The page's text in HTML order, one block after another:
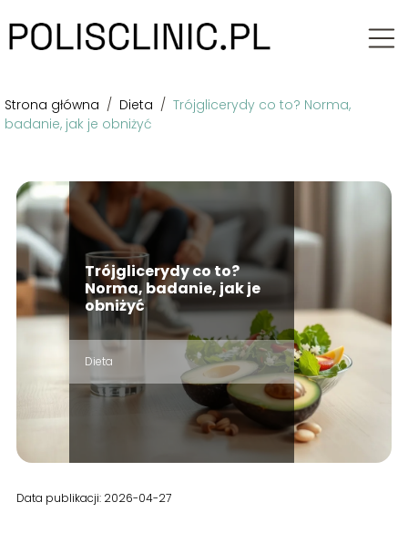
Strona główna / Dieta / Trójglicerydy co to? Norma,
badanie, jak je obniżyć
Trójglicerydy co to?
Norma, badanie, jak je
obniżyć
Dieta
Data publikacji: 2026-04-27